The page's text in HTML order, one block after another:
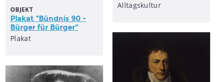
Alltagskultur
OBJEKT
Plakat "Bündnis 90 -
Bürger für Bürger"
Plakat